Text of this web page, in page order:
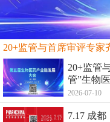
20+监管
管”生物
2026-07-10
7.17 成